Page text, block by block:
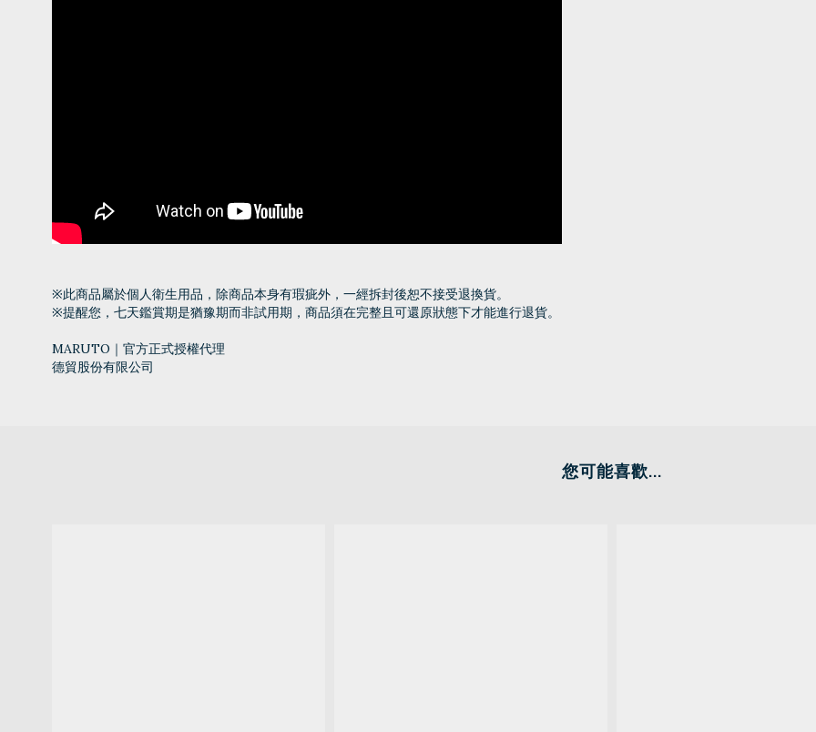
※此商品屬於個人衛生用品，除商品本身有瑕疵外，一經拆封後恕不接受退換貨。
※提醒您，七天鑑賞期是猶豫期而非試用期，商品須在完整且可還原狀態下才能進行退貨。
MARUTO｜官方正式授權代理
德貿股份有限公司
您可能喜歡...